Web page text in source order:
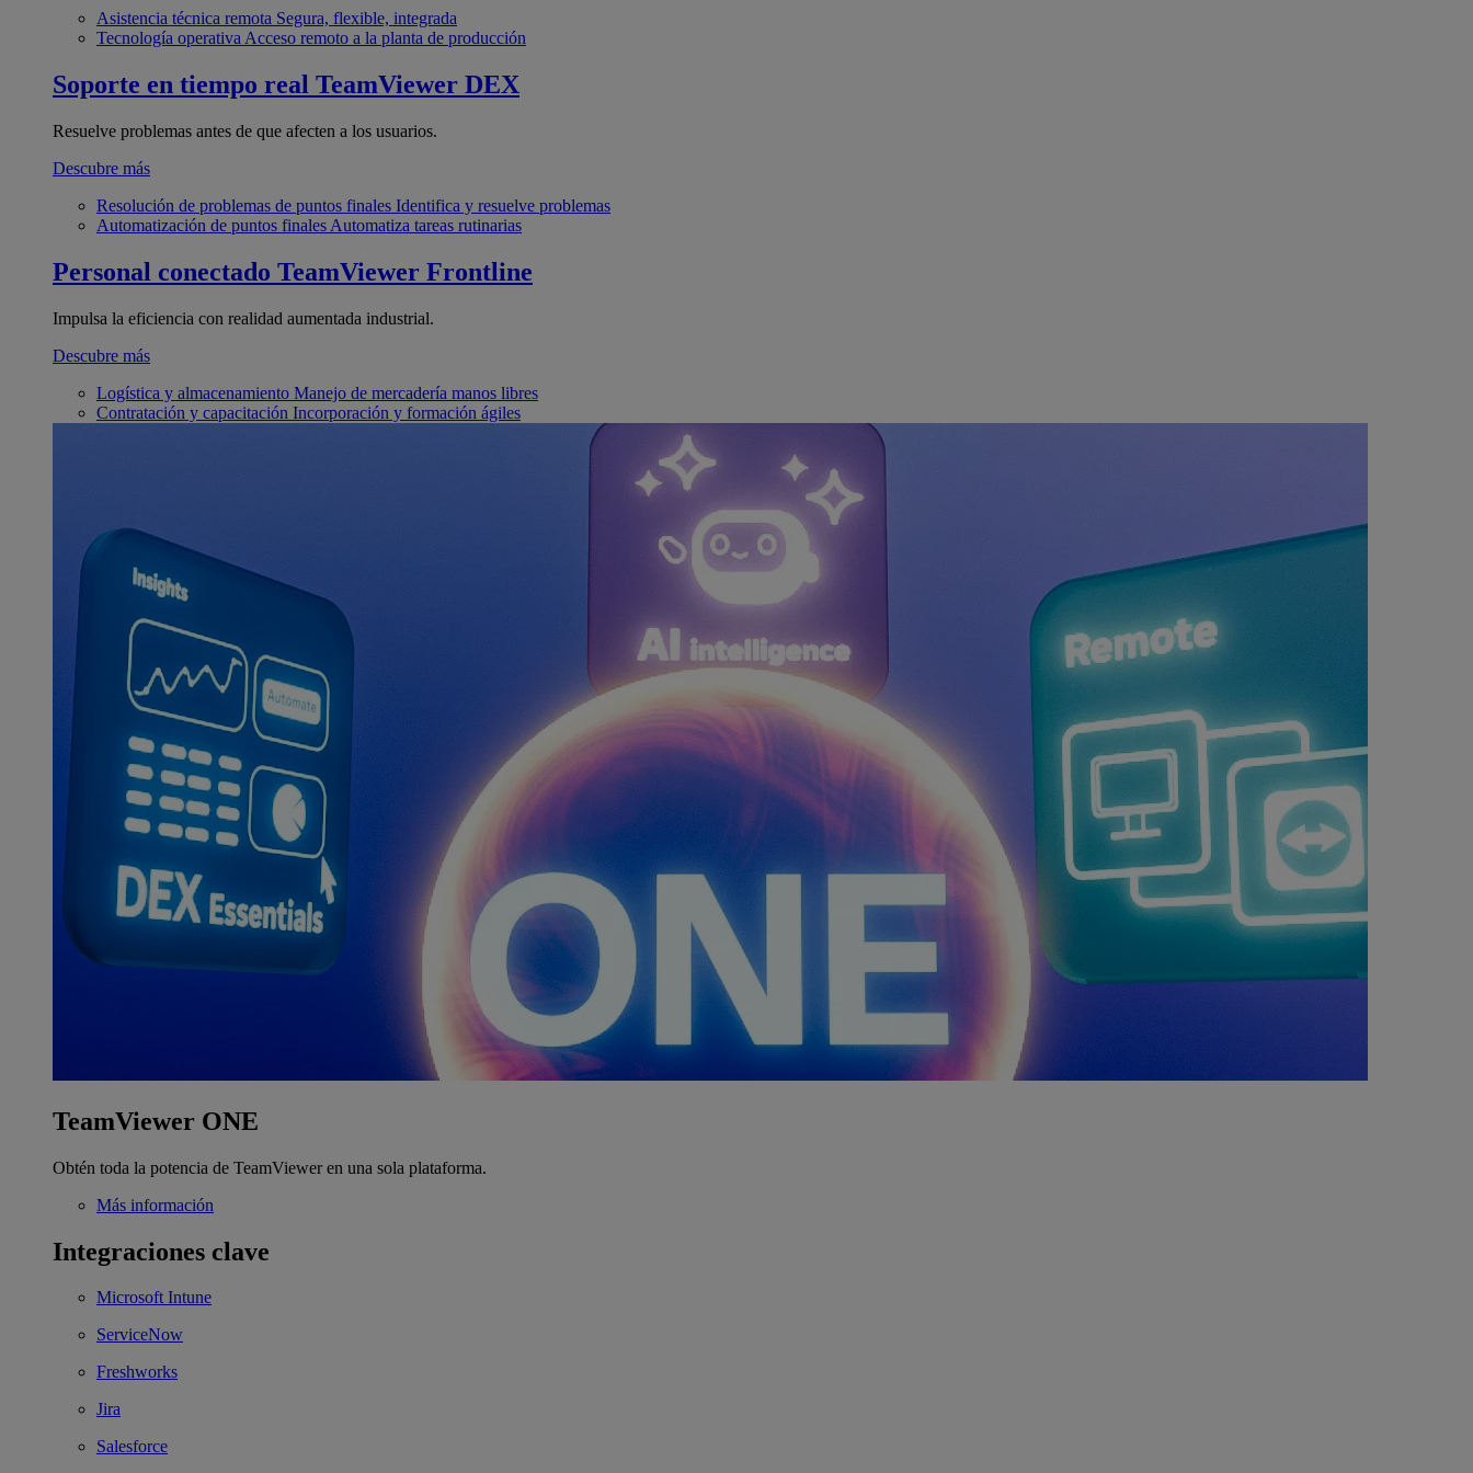
Asistencia técnica remota Segura, flexible, integrada
Tecnología operativa Acceso remoto a la planta de producción
Soporte en tiempo real TeamViewer DEX
Resuelve problemas antes de que afecten a los usuarios.
Descubre más
Resolución de problemas de puntos finales Identifica y resuelve problemas
Automatización de puntos finales Automatiza tareas rutinarias
Personal conectado TeamViewer Frontline
Impulsa la eficiencia con realidad aumentada industrial.
Descubre más
Logística y almacenamiento Manejo de mercadería manos libres
Contratación y capacitación Incorporación y formación ágiles
TeamViewer ONE
Obtén toda la potencia de TeamViewer en una sola plataforma.
Más información
Integraciones clave
Microsoft Intune
ServiceNow
Freshworks
Jira
Salesforce